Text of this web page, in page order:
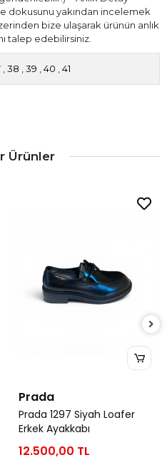
dokusunu yakından incelemek
bize ulaşarak ürünün anlık
talep edebilirsiniz.
38 39 40 41
Ürünler
Prada
Prada 1297 Siyah Loafer
Erkek Ayakkabı
12.500,00 TL